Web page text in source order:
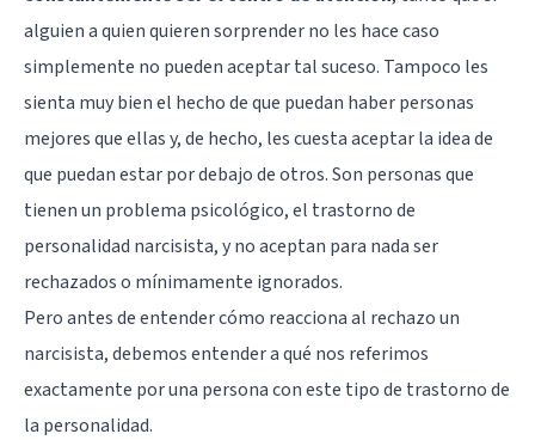
alguien a quien quieren sorprender no les hace caso
simplemente no pueden aceptar tal suceso. Tampoco les
sienta muy bien el hecho de que puedan haber personas
mejores que ellas y, de hecho, les cuesta aceptar la idea de
que puedan estar por debajo de otros. Son personas que
tienen un problema psicológico, el trastorno de
personalidad narcisista, y no aceptan para nada ser
rechazados o mínimamente ignorados.
Pero antes de entender cómo reacciona al rechazo un
narcisista, debemos entender a qué nos referimos
exactamente por una persona con este tipo de trastorno de
la personalidad.